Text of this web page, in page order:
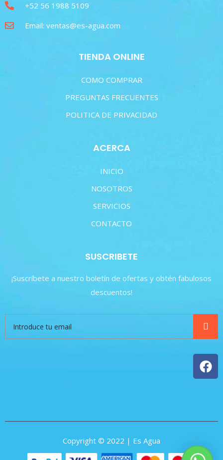
+52 56 1988 5109
Email: ventas@es-agua.com
TIENDA ONLINE
COMO COMPRAR
PREGUNTAS FRECUENTES
POLITICA DE PRIVACIDAD
ACERCA
INICIO
NOSOTROS
SERVICIOS
CONTACTO
SUSCRIBETE
¡Suscríbete a nuestro boletín de ofertas y obtén fabulosos
descuentos!
Copyright © 2022 | Es Agua